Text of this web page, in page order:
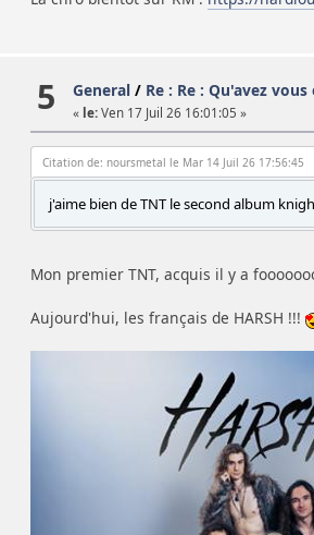
5 General/ Re : Re : Qu'avez
« le:Ven 17 Juil 26 16:01:05 »
Citation de: noursmetal le Mar 14 Juil 26 17:56:45
j'aime bien de TNT le second album
Mon premier TNT, acquis il y a
Aujourd'hui, les français de HARSH !!!